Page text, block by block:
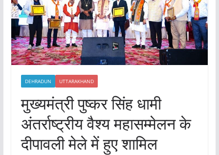
DEHRADUN UTTARAKHAND
मुख्यमंत्री पुष्कर सिंह धामी
अंतर्राष्ट्रीय वैश्य महासम्मेलन के
दीपावली मेले में हुए शामिल